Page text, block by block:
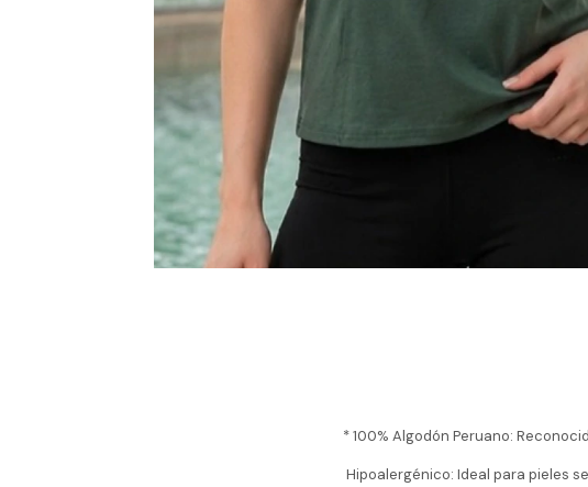
* 100% Algodón Peruano:
Hipoalergénico: Ideal para pieles